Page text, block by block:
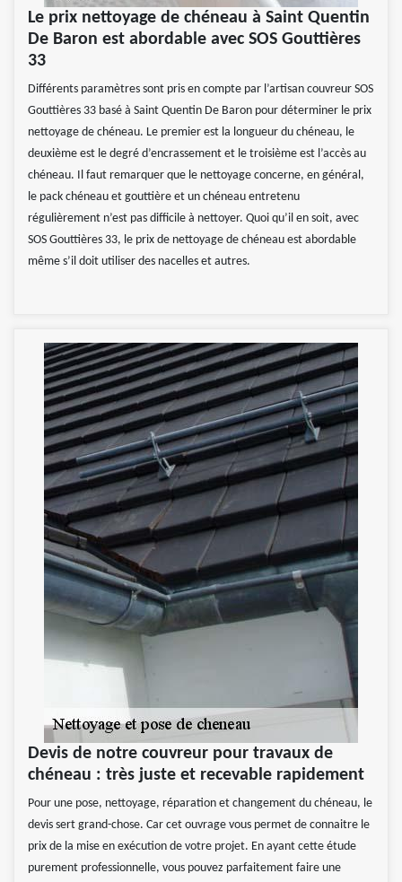
Le prix nettoyage de chéneau à Saint Quentin
De Baron est abordable avec SOS Gouttières
33
Différents paramètres sont pris en compte par l’artisan couvreur SOS
Gouttières 33 basé à Saint Quentin De Baron pour déterminer le prix
nettoyage de chéneau. Le premier est la longueur du chéneau, le
deuxième est le degré d’encrassement et le troisième est l’accès au
chéneau. Il faut remarquer que le nettoyage concerne, en général,
le pack chéneau et gouttière et un chéneau entretenu
régulièrement n’est pas difficile à nettoyer. Quoi qu’il en soit, avec
SOS Gouttières 33, le prix de nettoyage de chéneau est abordable
même s’il doit utiliser des nacelles et autres.
Devis de notre couvreur pour travaux de
chéneau : très juste et recevable rapidement
Pour une pose, nettoyage, réparation et changement du chéneau, le
devis sert grand-chose. Car cet ouvrage vous permet de connaitre le
prix de la mise en exécution de votre projet. En ayant cette étude
purement professionnelle, vous pouvez parfaitement faire une